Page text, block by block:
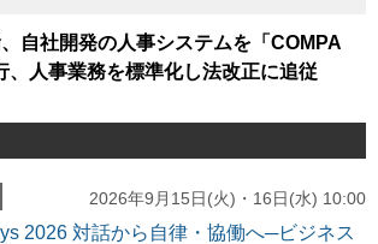
自社開発の人事システムを「COMPA
、人事業務を標準化し法改正に追従
2026年9月15日(火)・16日(水) 10:00
2026 対話から自律・協働へ─ビジネス